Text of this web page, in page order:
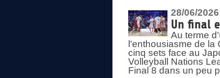
28/06/2026
Un final
Au terme
l'enthousiasme de
cinq sets face au
Volleyball Nations
Final 8 dans un peu